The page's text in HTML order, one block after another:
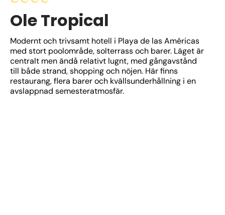
Ole Tropical
Modernt och trivsamt hotell i Playa de las Américas
med stort poolområde, solterrass och barer. Läget är
centralt men ändå relativt lugnt, med gångavstånd
till både strand, shopping och nöjen. Här finns
restaurang, flera barer och kvällsunderhållning i en
avslappnad semesteratmosfär.